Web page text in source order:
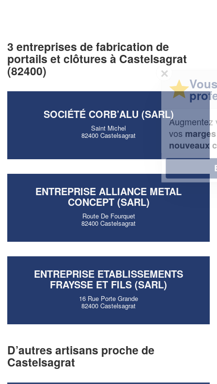
3 entreprises de fabrication de
portails et clôtures à Castelsagrat
(82400)
SOCIÉTÉ CORB’ALU (SARL)
Saint Michel
82400 Castelsagrat
ENTREPRISE ALLIANCE METAL
CONCEPT (SARL)
Route De Fourquet
82400 Castelsagrat
ENTREPRISE ETABLISSEMENTS
FRAYSSE ET FILS (SARL)
16 Rue Porte Grande
82400 Castelsagrat
D’autres artisans proche de
Castelsagrat
professionnel ?
Augmentez votrechiffre d'affaireset
margestout en gagnant de